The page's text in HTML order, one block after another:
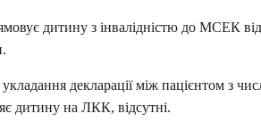
дитину з інвалідністю до МСЕК
декларації між пацієнтом з
дитину на ЛКК, відсутні.